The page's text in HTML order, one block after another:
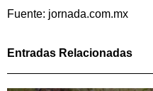
Fuente: jornada.com.mx
Entradas Relacionadas